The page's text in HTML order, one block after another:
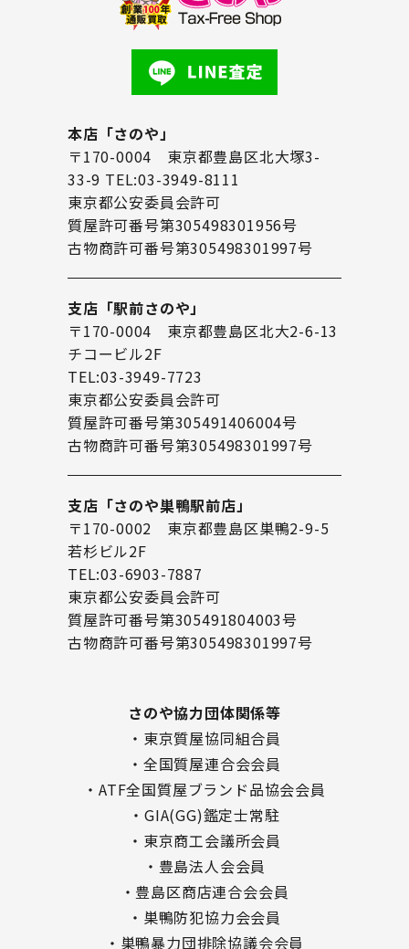
本店「さのや」
〒170-0004 東京都豊島区北大塚3-
33-9 TEL:03-3949-8111
東京都公安委員会許可
質屋許可番号第305498301956号
古物商許可番号第305498301997号
支店「駅前さのや」
〒170-0004 東京都豊島区北大2-6-13
チコービル2F
TEL:03-3949-7723
東京都公安委員会許可
質屋許可番号第305491406004号
古物商許可番号第305498301997号
支店「さのや巣鴨駅前店」
〒170-0002 東京都豊島区巣鴨2-9-5
若杉ビル2F
TEL:03-6903-7887
東京都公安委員会許可
質屋許可番号第305491804003号
古物商許可番号第305498301997号
さのや協力団体関係等
・東京質屋協同組合員
・全国質屋連合会会員
・ATF全国質屋ブランド品協会会員
・GIA(GG)鑑定士常駐
・東京商工会議所会員
・豊島法人会会員
・豊島区商店連合会会員
・巣鴨防犯協力会会員
・巣鴨暴力団排除協議会会員